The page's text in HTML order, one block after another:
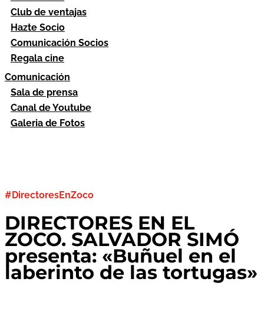
Club de ventajas
Hazte Socio
Comunicación Socios
Regala cine
Comunicación
Sala de prensa
Canal de Youtube
Galeria de Fotos
#DirectoresEnZoco
DIRECTORES EN EL
ZOCO. SALVADOR SIMÓ
presenta: «Buñuel en el
laberinto de las tortugas»